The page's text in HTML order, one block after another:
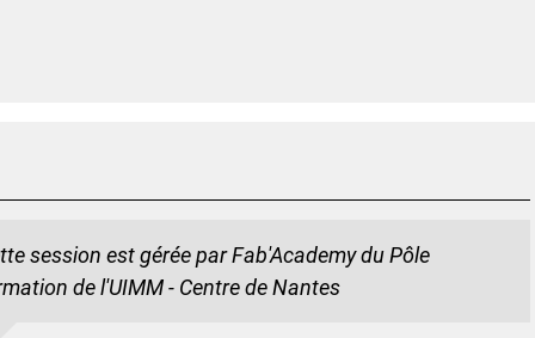
session est gérée par Fab'Academy du Pôle
de l'UIMM - Centre de Nantes